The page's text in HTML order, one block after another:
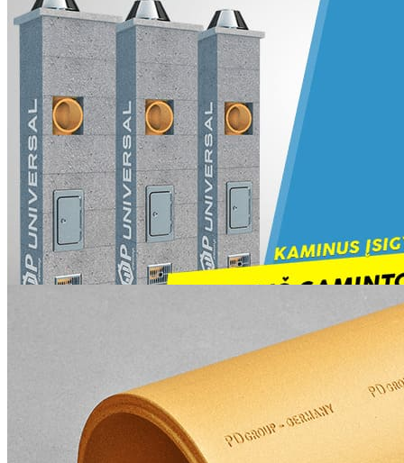
SAUGUMAS IR
PATIKIMUMAS.
30 metų gamintojo garantija.
Aukščiausios kokybės
standartai.
Ilgametė patirtis.
LATEST
PRODUCTS
Top universal kaminas Ø200+2V h=9m. kompl.
683 €
PLAČIAU >